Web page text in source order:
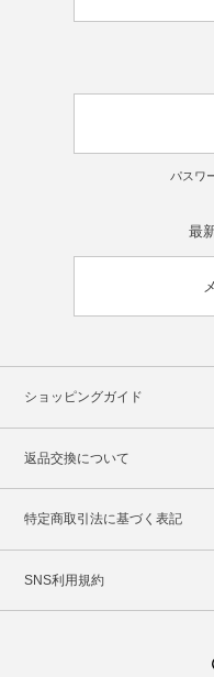
パスワ
最
ショッピングガイド
返品交換について
特定商取引法に基づく表記
SNS利用規約